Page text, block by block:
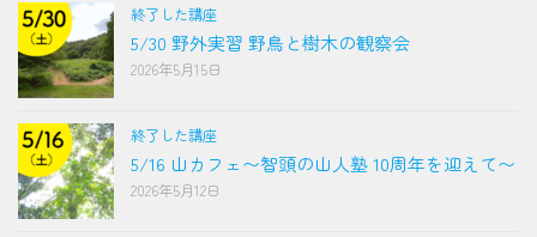
終了した講座
5/30 野外実習 野鳥と樹木の観察会
2026年5月15日
終了した講座
5/16 山カフェ〜智頭の山人塾 10周年を迎えて〜
2026年5月12日